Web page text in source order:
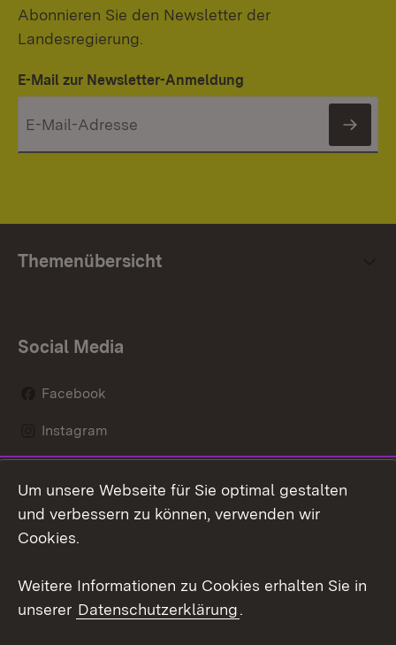
Abonnieren Sie den Newsletter der
Landesregierung.
E-Mail zur Newsletter-Anmeldung
Themenübersicht
Social Media
Facebook
Instagram
Mastodon
Youtube
Kontakt
Datenschutz
Um unsere Webseite für Sie optimal gestalten
und verbessern zu können, verwenden wir
Cookies.
Weitere Informationen zu Cookies erhalten Sie in
unserer Datenschutzerklärung.